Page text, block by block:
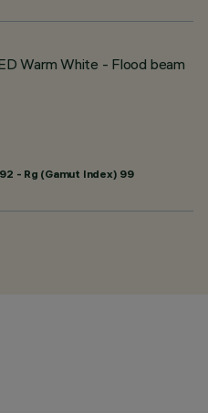
Warm White - Flood beam
- Rg (Gamut Index) 99